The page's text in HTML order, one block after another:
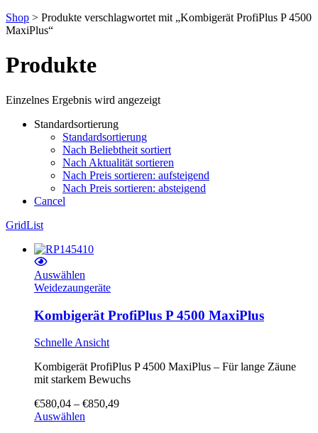
Shop > Produkte verschlagwortet mit „Kombigerät ProfiPlus P 4500
MaxiPlus“
Produkte
Einzelnes Ergebnis wird angezeigt
Standardsortierung
Standardsortierung
Nach Beliebtheit sortiert
Nach Aktualität sortieren
Nach Preis sortieren: aufsteigend
Nach Preis sortieren: absteigend
Cancel
GridList
Auswählen
Produkt
mehrere
Varianten
auf.
Die
Optionen
können
der
Weidezaungeräte
Kombigerät ProfiPlus P 4500 MaxiPlus
Schnelle Ansicht
Kombigerät ProfiPlus P 4500 MaxiPlus – Für lange Zäune
mit starkem Bewuchs
€580,04 – €850,49
Auswählen